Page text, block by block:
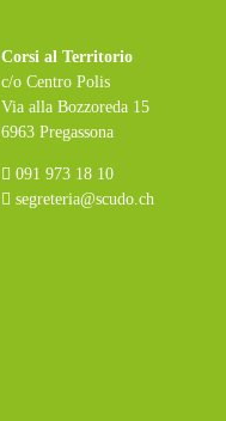
Corsi al Territorio
c/o Centro Polis
Via alla Bozzoreda 15
6963 Pregassona
091 973 18 10
segreteria@scudo.ch